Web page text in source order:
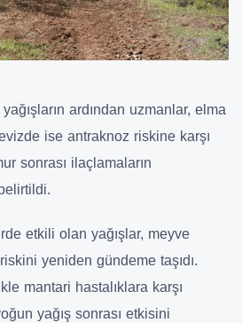
ardından uzmanlar, elma
ise antraknoz riskine karşı
sonrası ilaçlamaların
etkili olan yağışlar, meyve
yeniden gündeme taşıdı.
mantari hastalıklara karşı
yağış sonrası etkisini